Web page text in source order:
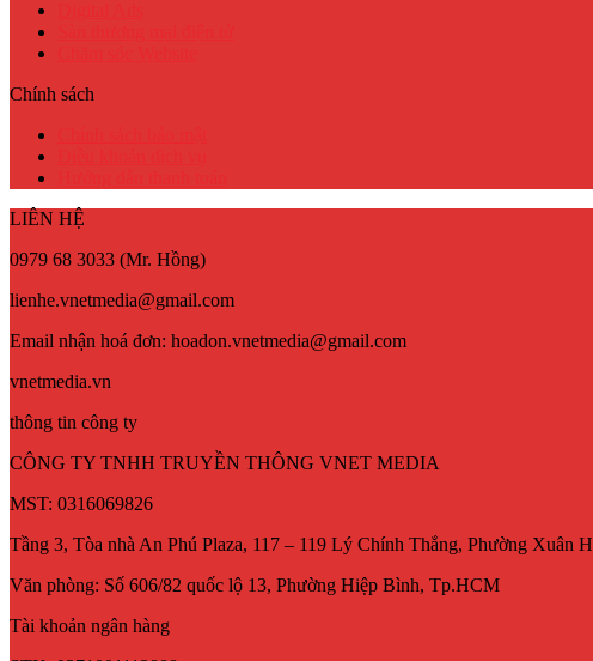
Chính sách
LIÊN HỆ
0979 68 3033 (Mr. Hồng)
lienhe.vnetmedia@gmail.com
Email nhận hoá đơn: hoadon.vnetmedia@gmail.com
vnetmedia.vn
thông tin công ty
CÔNG TY TNHH TRUYỀN THÔNG VNET MEDIA
MST: 0316069826
Tầng 3, Tòa nhà An Phú Plaza, 117 – 119 Lý Chính Thắng, Phường Xuân
Văn phòng: Số 606/82 quốc lộ 13, Phường Hiệp Bình, Tp.HCM
Tài khoản ngân hàng